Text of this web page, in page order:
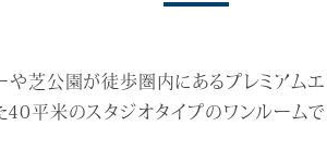
芝公園が徒歩圏内にあるプレミアム
平米のスタジオタイプのワンルーム